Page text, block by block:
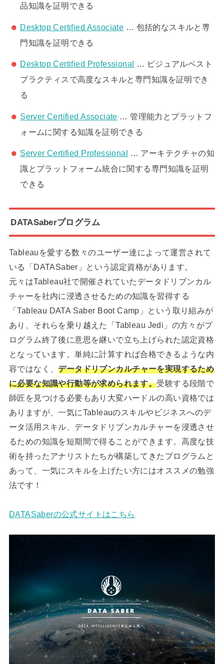
品知識を証明できる
Desktop Certified Associate … 包括的なスキルと専
門知識を証明できる
Desktop Certified Professional … ビジュアルベスト
プラクティスで高度なスキルと専門知識を証明でき
る
Server Certified Associate … 管理能力とプラットフ
ォームに関する知識を証明できる
Server Certified Professional … アーキテクチャの知
識とプラットフォーム統合に関する専門知識を証明
できる
DATASaberプログラム
Tableauを愛する数々のユーザー達によって運営されて
いる「DATASaber」という認定資格があります。
元々はTableau社で開催されていたデータドリブンカル
チャーを社内に浸透させるための知識を習得する
「Tableau DATA Saber Boot Camp」という取り組みが
あり、それらを乗り越えた「Tableau Jedi」の方々がプ
ログラム終了後に意思を継いで立ち上げられた認定資格
となっています。単純に計算すれば合格できるような内
容ではなく、 データドリブンカルチャーを実現するため
に必要な知識や行動等が求められます。受験する段階で
師匠を見つける必要もあり大変ハードルの高い資格では
ありますが、一気にTableauのスキルやビジネスへのデ
ータ活用スキル、データドリブンカルチャーを浸透させ
るための知識を短期間で得ることができます。高度な技
術を持ったアナリストたちが構築してきたプログラムと
あって、一気にスキルを上げたい方にはオススメの勉強
法です！
DATASaberの公式サイトはこちら